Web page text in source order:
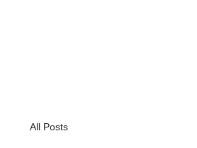
All Posts